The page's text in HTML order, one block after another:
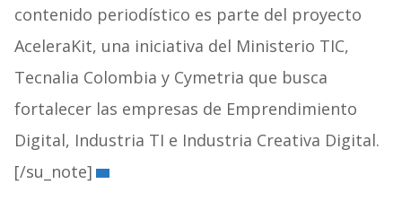
contenido periodístico es parte del proyecto
AceleraKit, una iniciativa del Ministerio TIC,
Tecnalia Colombia y Cymetria que busca
fortalecer las empresas de Emprendimiento
Digital, Industria TI e Industria Creativa Digital.
[/su_note]